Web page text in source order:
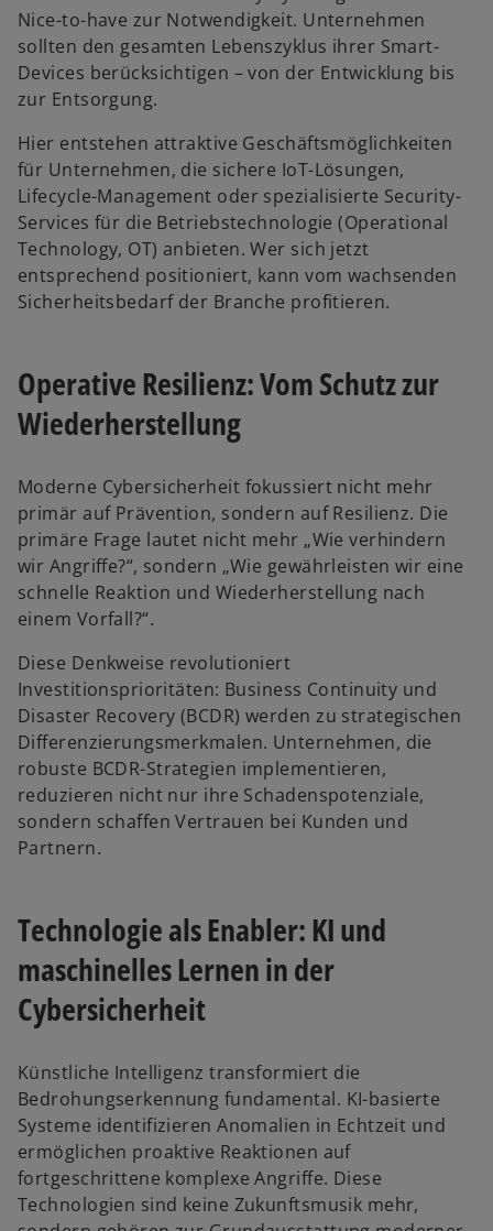
t
i
s
t
e
r
t
g
f
f
n
Nice-to-have zur Notwendigkeit. Unternehmen
sollten den gesamten Lebenszyklus ihrer Smart-
Devices berücksichtigen – von der Entwicklung bis
zur Entsorgung.
Hier entstehen attraktive Geschäftsmöglichkeiten
für Unternehmen, die sichere IoT-Lösungen,
Lifecycle-Management oder spezialisierte Security-
Services für die Betriebstechnologie (Operational
Technology, OT) anbieten. Wer sich jetzt
entsprechend positioniert, kann vom wachsenden
Sicherheitsbedarf der Branche profitieren.
Operative Resilienz: Vom Schutz zur
Wiederherstellung
Moderne Cybersicherheit fokussiert nicht mehr
primär auf Prävention, sondern auf Resilienz. Die
primäre Frage lautet nicht mehr „Wie verhindern
wir Angriffe?“, sondern „Wie gewährleisten wir eine
schnelle Reaktion und Wiederherstellung nach
einem Vorfall?“.
Diese Denkweise revolutioniert
Investitionsprioritäten: Business Continuity und
Disaster Recovery (BCDR) werden zu strategischen
Differenzierungsmerkmalen. Unternehmen, die
robuste BCDR-Strategien implementieren,
reduzieren nicht nur ihre Schadenspotenziale,
sondern schaffen Vertrauen bei Kunden und
Partnern.
Technologie als Enabler: KI und
maschinelles Lernen in der
Cybersicherheit
Künstliche Intelligenz transformiert die
Bedrohungserkennung fundamental. KI-basierte
Systeme identifizieren Anomalien in Echtzeit und
ermöglichen proaktive Reaktionen auf
fortgeschrittene komplexe Angriffe. Diese
Technologien sind keine Zukunftsmusik mehr,